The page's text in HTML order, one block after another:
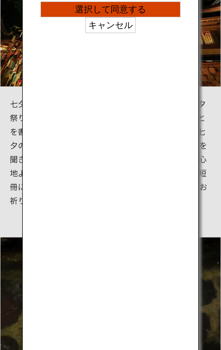
七夕の伝説は東アジア各国に伝わっており、各地で七夕
祭りが行われています。日本では七夕に短冊に願いごと
を書いて、笹竹に吊るすのが習わしになっています。七
夕の時期の貴船神社は、貴船川がさらさらと流れる音を
聞き、竹林を吹き抜ける風を受けながら、さわやかで心
地よい夕涼みが楽しめます。この時期に貴船を訪れ、短
冊に願いごとを書いて竹に吊るし、貴船神社の神様にお
祈りしてみませんか？
選択して同意する
キャンセル